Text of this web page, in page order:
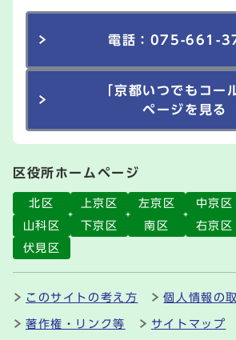
電話：075-661-
「京都いつでもコー
ページを見る
区役所ホームページ
北区 上京区 左京区 中京区
山科区
下京区 南区 右京区
伏見区
このサイトの考え方 個人情報の
著作権・リンク等 サイトマップ